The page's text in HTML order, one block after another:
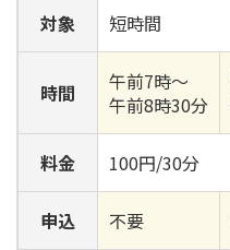
対象 短時間
時間
午前7時～
午前8時30分
料金 100円/30分
申込 不要